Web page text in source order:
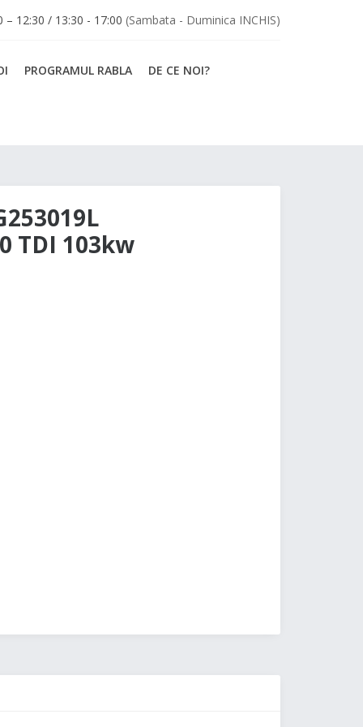
– 12:30 / 13:30 - 17:00 (Sambata - Duminica INCHIS)
PROGRAMUL RABLA DE CE NOI?
TDI 103kw